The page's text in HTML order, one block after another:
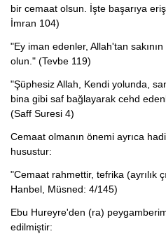
bir cemaat olsun. İşte başarıya
İmran 104)
"Ey iman edenler, Allah'tan
olun." (Tevbe 119)
"Şüphesiz Allah, Kendi yolunda,
bina gibi saf bağlayarak cehd
(Saff Suresi 4)
Cemaat olmanın önemi ayrıca
husustur:
"Cemaat rahmettir, tefrika (ayrılık
Hanbel, Müsned: 4/145)
Ebu Hureyre'den (ra)
edilmiştir: